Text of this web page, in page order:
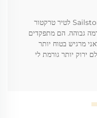
אני משתמש בצמיגים אקולוגיים של Sailstone לטיר טרקטור
גבוהה. הם מתפקדים
מרגיש בטוח יותר
ירוק יותר גורמת לי